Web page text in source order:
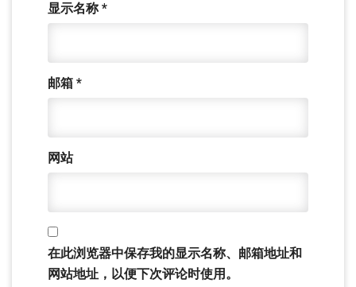
显示名称*
邮箱 *
网站
在此浏览器中保存我的显示名称、邮箱地址和
网站地址，以便下次评论时使用。